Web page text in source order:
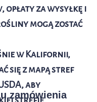
opłaty za wysyłkę i
mogą zostać
w Kalifornii,
się z mapą stref
aby
strefie
zamówienia